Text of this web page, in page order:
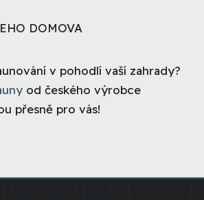
DOMOVA
v pohodlí vaší zahrady?
od českého výrobce
přesně pro vás!